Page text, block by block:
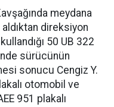
meydana
direksiyon
50 UB 322
sürücünün
sonucu Cengiz Y.
otomobil ve
951 plakalı